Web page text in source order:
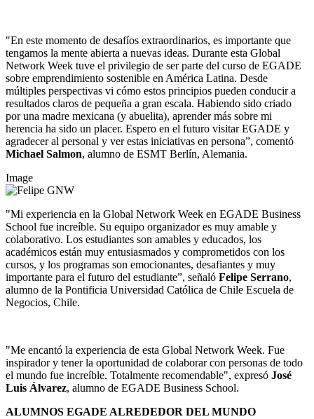
"En este momento de desafíos extraordinarios, es importante que
tengamos la mente abierta a nuevas ideas. Durante esta Global
Network Week tuve el privilegio de ser parte del curso de EGADE
sobre emprendimiento sostenible en América Latina. Desde
múltiples perspectivas vi cómo estos principios pueden conducir a
resultados claros de pequeña a gran escala. Habiendo sido criado
por una madre mexicana (y abuelita), aprender más sobre mi
herencia ha sido un placer. Espero en el futuro visitar EGADE y
agradecer al personal y ver estas iniciativas en persona”, comentó
Michael Salmon, alumno de ESMT Berlín, Alemania.
Image
"Mi experiencia en la Global Network Week en EGADE Business
School fue increíble. Su equipo organizador es muy amable y
colaborativo. Los estudiantes son amables y educados, los
académicos están muy entusiasmados y comprometidos con los
cursos, y los programas son emocionantes, desafiantes y muy
importante para el futuro del estudiante”, señaló Felipe Serrano,
alumno de la Pontificia Universidad Católica de Chile Escuela de
Negocios, Chile.
"Me encantó la experiencia de esta Global Network Week. Fue
inspirador y tener la oportunidad de colaborar con personas de todo
el mundo fue increíble. Totalmente recomendable", expresó José
Luis Álvarez, alumno de EGADE Business School.
ALUMNOS EGADE ALREDEDOR DEL MUNDO